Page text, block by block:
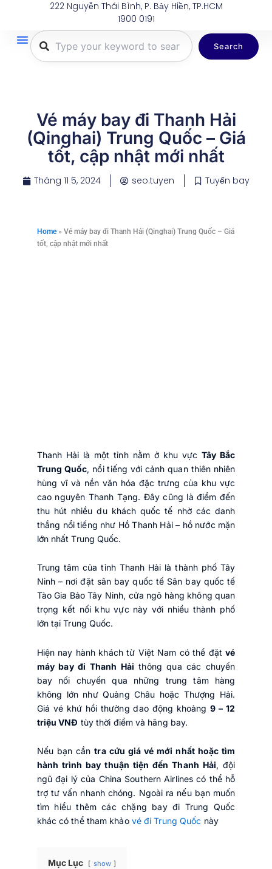
222 Nguyễn Thái Bình, P. Bảy Hiền, TP.HCM
1900 0191
Search
Vé máy bay đi Thanh Hải
(Qinghai) Trung Quốc – Giá
tốt, cập nhật mới nhất
Tháng 11 5, 2024 seo.tuyen Tuyến bay
Home» Vé máy bay đi Thanh Hải (Qinghai) Trung Quốc – Giá
tốt, cập nhật mới nhất
Thanh Hải là một tỉnh nằm ở khu vực Tây Bắc
Trung Quốc, nổi tiếng với cảnh quan thiên nhiên
hùng vĩ và nền văn hóa đặc trưng của khu vực
cao nguyên Thanh Tạng. Đây cũng là điểm đến
thu hút nhiều du khách quốc tế nhờ các danh
thắng nổi tiếng như Hồ Thanh Hải – hồ nước mặn
lớn nhất Trung Quốc.
Trung tâm của tỉnh Thanh Hải là thành phố Tây
Ninh – nơi đặt sân bay quốc tế Sân bay quốc tế
Tào Gia Bảo Tây Ninh, cửa ngõ hàng không quan
trọng kết nối khu vực này với nhiều thành phố
lớn tại Trung Quốc.
Hiện nay hành khách từ Việt Nam có thể đặtvé
máy bay đi Thanh Hải thông qua các chuyến
bay nối chuyến qua những trung tâm hàng
không lớn như Quảng Châu hoặc Thượng Hải.
Giá vé khứ hồi thường dao động khoảng9 – 12
triệu VNĐ tùy thời điểm và hãng bay.
Nếu bạn cầntra cứu giá vé mới nhất hoặc tìm
hành trình bay thuận tiện đến Thanh Hải, đội
ngũ đại lý của China Southern Airlines có thể hỗ
trợ tư vấn nhanh chóng. Ngoài ra nếu bạn muốn
tìm hiểu thêm các chặng bay đi Trung Quốc
khác có thể tham khảo vé đi Trung Quốc này
Mục Lục show